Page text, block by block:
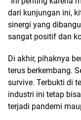
dari kunjungan ini,
sinergi yang
sangat positif dan
Di akhir, pihaknya
terus berkembang.
survive. Terbukti di
industri ini tetap
terjadi pandemi